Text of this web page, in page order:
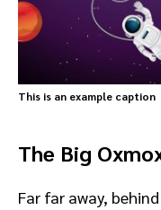
This is an example caption
The Big
Far far away,